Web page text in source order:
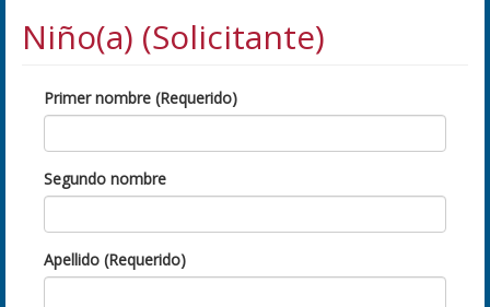
Niño(a) (Solicitante)
Primer nombre (Requerido)
Segundo nombre
Apellido (Requerido)